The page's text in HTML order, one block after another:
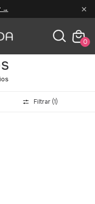
→ ×
0
Filtrar (1)